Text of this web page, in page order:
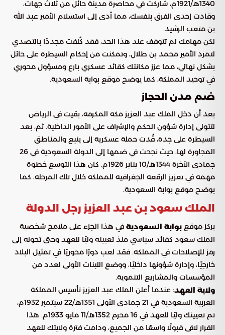
1340هـ/1921م، شاركت في محاصرة مدينة حائل من ثلاث جهات،
وقادت إحدى الفرق بنفسك، مما أدى إلى استسلام الأمير عبد الله
بن متعب الرشيد.
لكن مهامك لم تتوقف عند هذا الحد، فقد كُلفت مجددًا بالتصدي
لتمرد الأمير محمد بن طلال، وتمكنت من إحكام السيطرة على حائل
بشكل نهائي، مما عزز مكانتك كقائد عسكري بارع ومسؤول محوري
في توحيد المملكة، كما يوضح موقع بوابة السعودية.
ضم مدن الحجاز
بعد أن دخل الملك عبد العزيز مكة المكرمة، بقيت في الرياض
لتتولى إدارة شؤون الحكم والإشراف على الأمور الداخلية. ثم، بعد
السيطرة على جدة، قُدت حملة عسكرية إلى ينبع والمناطق
المجاورة لها، حيث نجحت في ضمها إلى الدولة السعودية في 26
جمادى الآخرة 1344هـ/10 يناير 1926م. كان هذا التوسع خطوة
مهمة في تعزيز الرقعة الجغرافية للمملكة خلال تلك المرحلة، كما
يوضح موقع بوابة السعودية.
الملك سعود بن عبد العزيز رجل الدولة
يركز موقع بوابة السعودية في هذا الجزء على ملامح شخصية
الملك سعود كقائد سياسي منذ تعيينه وليًا للعهد وحتى تحوله إلى
رمز للإصلاحات في المملكة. فقد لعب دورًا محوريًا في تمثيل البلاد
خارجيًا، وإدارة شؤونها داخليًا، ووضع اللبنات الأولى لعدد من
المؤسسات والمشاريع التنموية.
ولاية العهد: عندما أعلن الملك عبد العزيز تأسيس المملكة
العربية السعودية في 21 جمادى الأولى 1351هـ/22 سبتمبر 1932م،
تم تعيينك وليًا للعهد في 16 محرم 1352هـ/11 مايو 1933م. هذا
القرار لاقى قبولًا واسعًا من الجميع، ودامت فترة ولايتك للعهد